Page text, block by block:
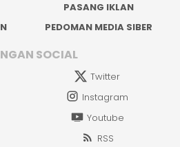
PASANG IKLAN
PEDOMAN MEDIA SIBER
SOCIAL
Twitter
Instagram
Youtube
RSS